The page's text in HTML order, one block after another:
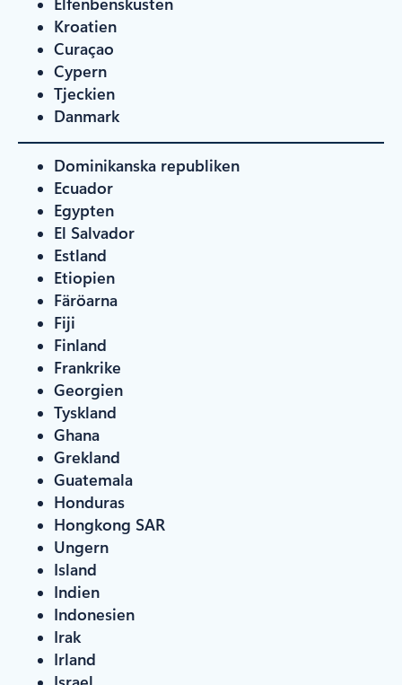
Kroatien
Curaçao
Cypern
Tjeckien
Danmark
Dominikanska republiken
Ecuador
Egypten
El Salvador
Estland
Etiopien
Färöarna
Fiji
Finland
Frankrike
Georgien
Tyskland
Ghana
Grekland
Guatemala
Honduras
Hongkong SAR
Ungern
Island
Indien
Indonesien
Irak
Irland